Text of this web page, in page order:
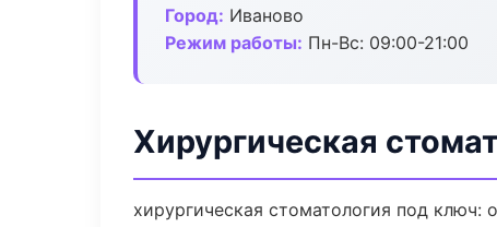
Город: Иваново
Режим работы: Пн-Вс: 09:00-21:00
Хирургическая
хирургическая стоматология под ключ: